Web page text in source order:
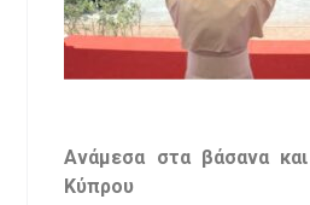
Ανάμεσα στα βάσανα
Κύπρου